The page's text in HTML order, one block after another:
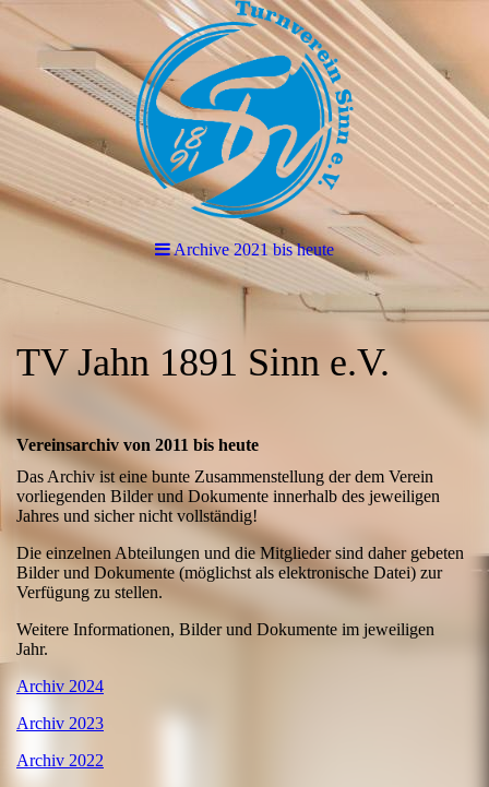
Archive 2021 bis heute
TV Jahn 1891 Sinn e.V.
Vereinsarchiv von 2011 bis heute
Das Archiv ist eine bunte Zusammenstellung der dem Verein
vorliegenden Bilder und Dokumente innerhalb des jeweiligen
Jahres und sicher nicht vollständig!
Die einzelnen Abteilungen und die Mitglieder sind daher gebeten
Bilder und Dokumente (möglichst als elektronische Datei) zur
Verfügung zu stellen.
Weitere Informationen, Bilder und Dokumente im jeweiligen
Jahr.
Archiv 2024
Archiv 2023
Archiv 2022